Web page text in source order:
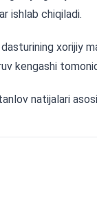
ishlab chiqiladi.
dasturining xorijiy
kengashi
natijalari